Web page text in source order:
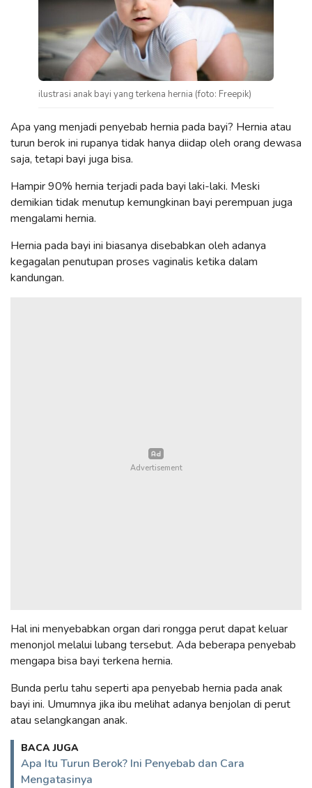
ilustrasi anak bayi yang terkena hernia (foto: Freepik)
Apa yang menjadi penyebab hernia pada bayi? Hernia atau
turun berok ini rupanya tidak hanya diidap oleh orang dewasa
saja, tetapi bayi juga bisa.
Hampir 90% hernia terjadi pada bayi laki-laki. Meski
demikian tidak menutup kemungkinan bayi perempuan juga
mengalami hernia.
Hernia pada bayi ini biasanya disebabkan oleh adanya
kegagalan penutupan proses vaginalis ketika dalam
kandungan.
Hal ini menyebabkan organ dari rongga perut dapat keluar
menonjol melalui lubang tersebut. Ada beberapa penyebab
mengapa bisa bayi terkena hernia.
Bunda perlu tahu seperti apa penyebab hernia pada anak
bayi ini. Umumnya jika ibu melihat adanya benjolan di perut
atau selangkangan anak.
BACA JUGA
Apa Itu Turun Berok? Ini Penyebab dan Cara
Mengatasinya